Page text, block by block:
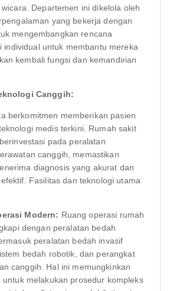
Departemen ini dikelola oleh
yang bekerja dengan
mengembangkan rencana
individual untuk membantu mereka
kembali fungsi dan kemandirian
Canggih:
berkomitmen memberikan pasien
medis terkini. Rumah sakit
pada peralatan
canggih, memastikan
diagnosis yang akurat dan
Fasilitas dan teknologi utama
Modern: Ruang operasi rumah
dengan peralatan bedah
peralatan bedah invasif
bedah robotik, dan perangkat
canggih. Hal ini memungkinkan
untuk melakukan prosedur kompleks